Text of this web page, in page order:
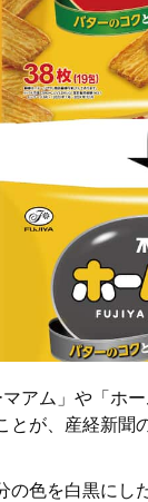
アム」や「ホ
が、産経新聞
色を白黒にし